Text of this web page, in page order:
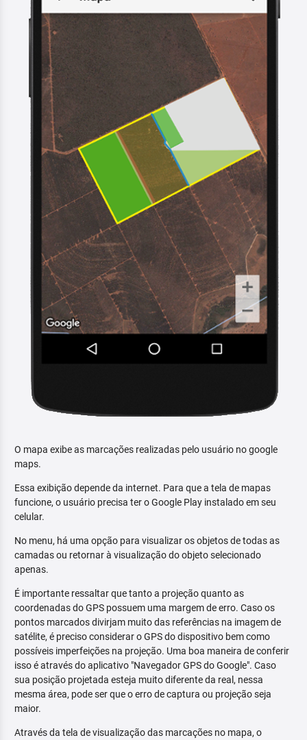
O mapa exibe as marcações realizadas pelo usuário no google
maps.
Essa exibição depende da internet. Para que a tela de mapas
funcione, o usuário precisa ter o Google Play instalado em seu
celular.
No menu, há uma opção para visualizar os objetos de todas as
camadas ou retornar à visualização do objeto selecionado
apenas.
É importante ressaltar que tanto a projeção quanto as
coordenadas do GPS possuem uma margem de erro. Caso os
pontos marcados divirjam muito das referências na imagem de
satélite, é preciso considerar o GPS do dispositivo bem como
possíveis imperfeições na projeção. Uma boa maneira de conferir
isso é através do aplicativo "Navegador GPS do Google". Caso
sua posição projetada esteja muito diferente da real, nessa
mesma área, pode ser que o erro de captura ou projeção seja
maior.
Através da tela de visualização das marcações no mapa, o